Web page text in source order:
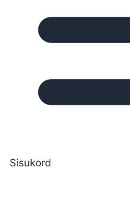
Sisukord